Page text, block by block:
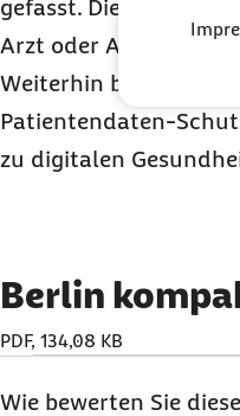
gefasst. Diese
Arzt oder Apotheker
Weiterhin berichtet
Patientendaten-
zu digitalen
Berlin
PDF, 134,08 KB
Wie bewerten Sie